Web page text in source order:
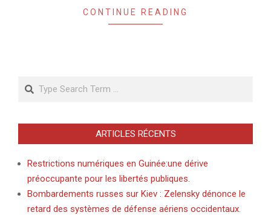
CONTINUE READING
ARTICLES RÉCENTS
Restrictions numériques en Guinée:une dérive
préoccupante pour les libertés publiques.
Bombardements russes sur Kiev : Zelensky dénonce le
retard des systèmes de défense aériens occidentaux.